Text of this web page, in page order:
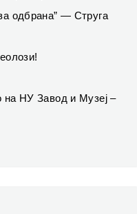
одбрана” — Струга
на НУ Завод и Музеј –